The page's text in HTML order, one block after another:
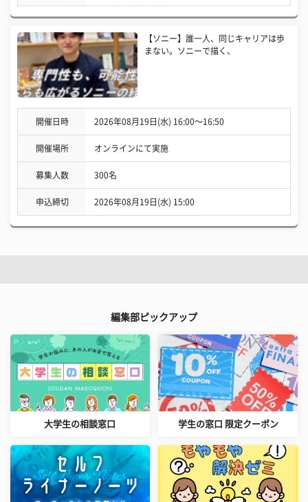
【ソニー】誰一人、同じキャリアは歩
まない。ソニーで描く、
開催日時 2026年08月19日(水) 16:00〜16:50
開催場所 オンラインにて実施
募集人数 300名
申込締切 2026年08月19日(水) 15:00
編集部ピックアップ
大学生の相談窓口 学生の窓口 限定クーポン